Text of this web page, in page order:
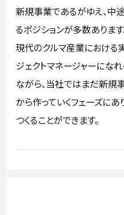
新規事業であるがゆえ、中
るポジションが多数あります
現代のクルマ産業における
ジェクトマネージャーにな
ながら、当社ではまだ新規
から作っていくフェーズにあ
つくることができます。